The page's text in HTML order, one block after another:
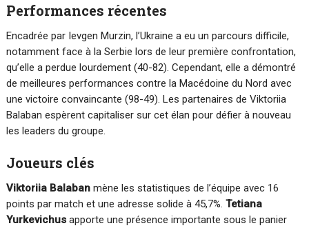
Performances récentes
Encadrée par Ievgen Murzin, l’Ukraine a eu un parcours difficile,
notamment face à la Serbie lors de leur première confrontation,
qu’elle a perdue lourdement (40-82). Cependant, elle a démontré
de meilleures performances contre la Macédoine du Nord avec
une victoire convaincante (98-49). Les partenaires de Viktoriia
Balaban espèrent capitaliser sur cet élan pour défier à nouveau
les leaders du groupe.
Joueurs clés
Viktoriia Balabanmène les statistiques de l’équipe avec 16
points par match et une adresse solide à 45,7%. Tetiana
Yurkevichusapporte une présence importante sous le panier